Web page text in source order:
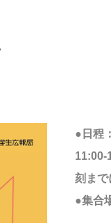
●日程
刻ま
●集合